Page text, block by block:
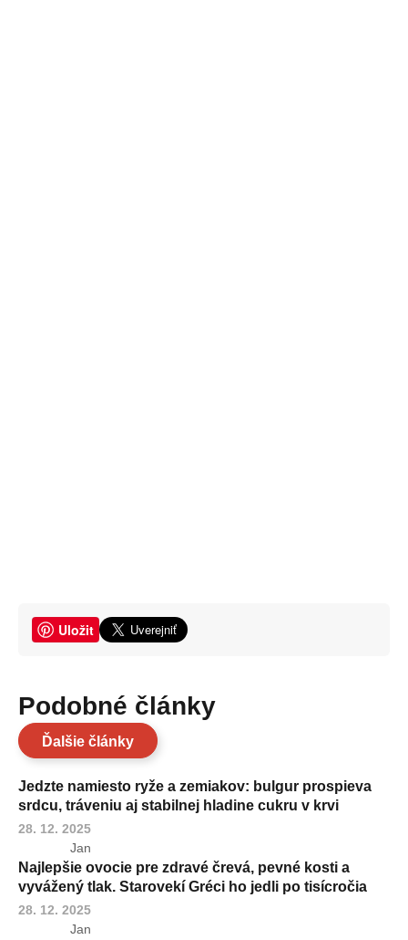
Uložit
Podobné články
Ďalšie články
Jedzte namiesto ryže a zemiakov: bulgur prospieva
srdcu, tráveniu aj stabilnej hladine cukru v krvi
28. 12. 2025
Jan
Najlepšie ovocie pre zdravé črevá, pevné kosti a
vyvážený tlak. Starovekí Gréci ho jedli po tisícročia
28. 12. 2025
Jan